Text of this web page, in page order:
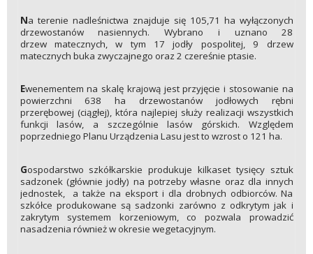
Na terenie nadleśnictwa znajduje się 105,71 ha wyłączonych
drzewostanów nasiennych. Wybrano i uznano 28
drzew matecznych, w tym 17 jodły pospolitej, 9 drzew
matecznych buka zwyczajnego oraz 2 czereśnie ptasie.
Ewenementem na skalę krajową jest przyjęcie i stosowanie na
powierzchni 638 ha drzewostanów jodłowych rębni
przerębowej (ciągłej), która najlepiej służy realizacji wszystkich
funkcji lasów, a szczególnie lasów górskich. Względem
poprzedniego Planu Urządzenia Lasu jest to wzrost o 121 ha.
Gospodarstwo szkółkarskie produkuje kilkaset tysięcy sztuk
sadzonek (głównie jodły) na potrzeby własne oraz dla innych
jednostek, a także na eksport i dla drobnych odbiorców. Na
szkółce produkowane są sadzonki zarówno z odkrytym jak i
zakrytym systemem korzeniowym, co pozwala prowadzić
nasadzenia również w okresie wegetacyjnym.